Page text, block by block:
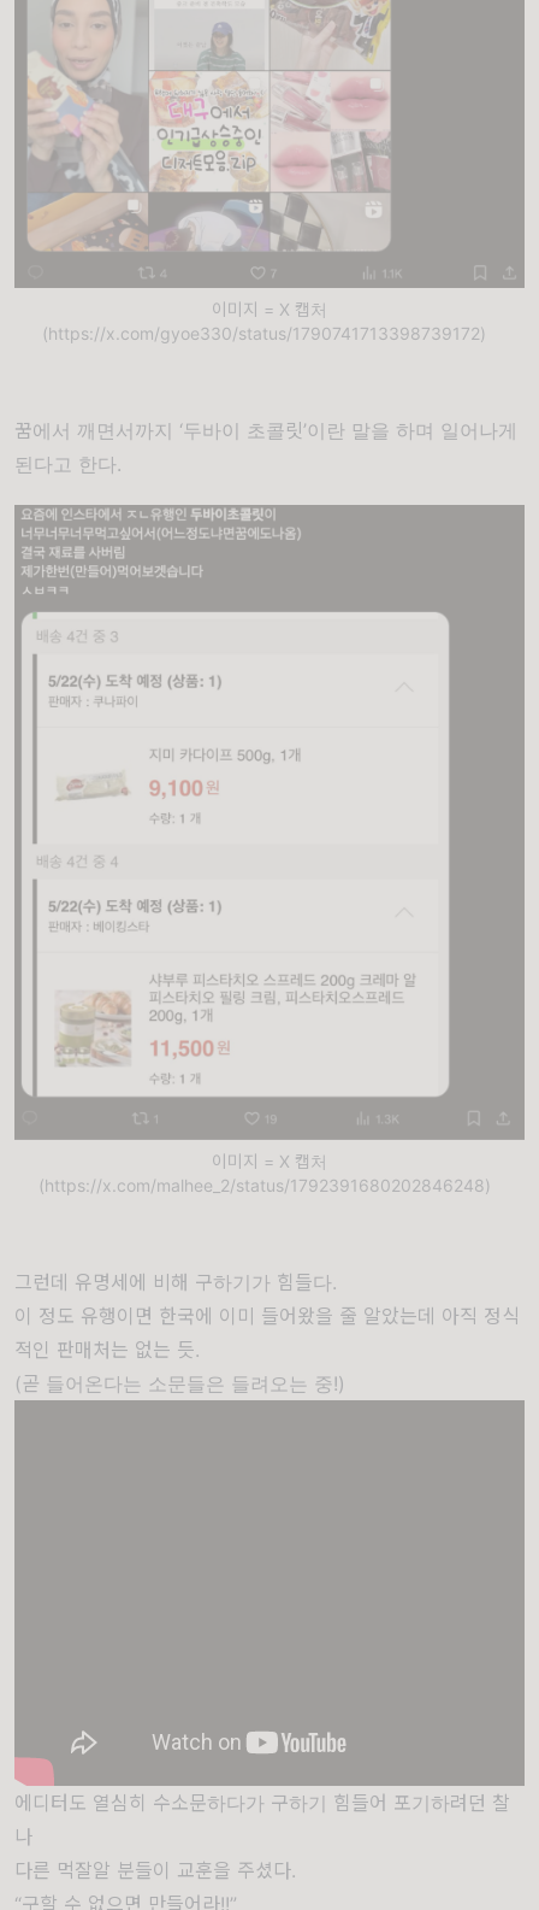
이미지 = X 캡처
(https://x.com/gyoe330/status/1790741713398739172)
꿈에서 깨면서까지 ‘두바이 초콜릿’이란 말을 하며 일어나게
된다고 한다.
이미지 = X 캡처
(https://x.com/malhee_2/status/1792391680202846248)
그런데 유명세에 비해 구하기가 힘들다.
이 정도 유행이면 한국에 이미 들어왔을 줄 알았는데 아직 정식
적인 판매처는 없는 듯.
(곧 들어온다는 소문들은 들려오는 중!)
에디터도 열심히 수소문하다가 구하기 힘들어 포기하려던 찰
나
다른 먹잘알 분들이 교훈을 주셨다.
“구할 수 없으면 만들어라!!”